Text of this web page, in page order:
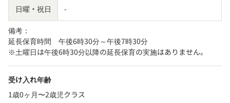
日曜・祝日 -
備考：
延長保育時間　午後6時30分～午後7時30分
※土曜日は午後6時30分以降の延長保育の実施はありません。
受け入れ年齢
1歳0ヶ月〜2歳児クラス